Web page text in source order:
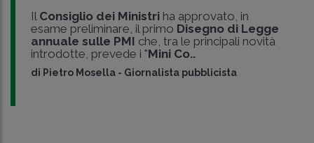
Il Consiglio dei Ministriha approvato, in
esame preliminare, il primo Disegno di Legge
annuale sulle PMI che, tra le principali novità
introdotte, prevede i "Mini Co..
di Pietro Mosella - Giornalista pubblicista